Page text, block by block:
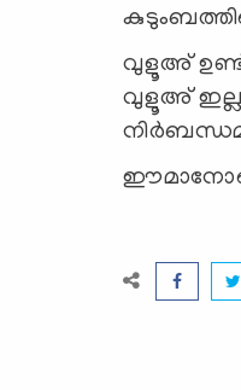
വുളൂഅ് ഉണ്ട്
വുളൂഅ്